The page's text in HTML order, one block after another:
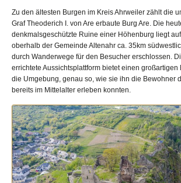
Zu den ältesten Burgen im Kreis Ahrweiler zählt die
Graf Theoderich I. von Are erbaute Burg Are. Die
denkmalsgeschützte Ruine einer Höhenburg liegt
oberhalb der Gemeinde Altenahr ca. 35km
durch Wanderwege für den Besucher erschlossen.
errichtete Aussichtsplattform bietet einen großartigen
die Umgebung, genau so, wie sie ihn die Bewohner
bereits im Mittelalter erleben konnten.